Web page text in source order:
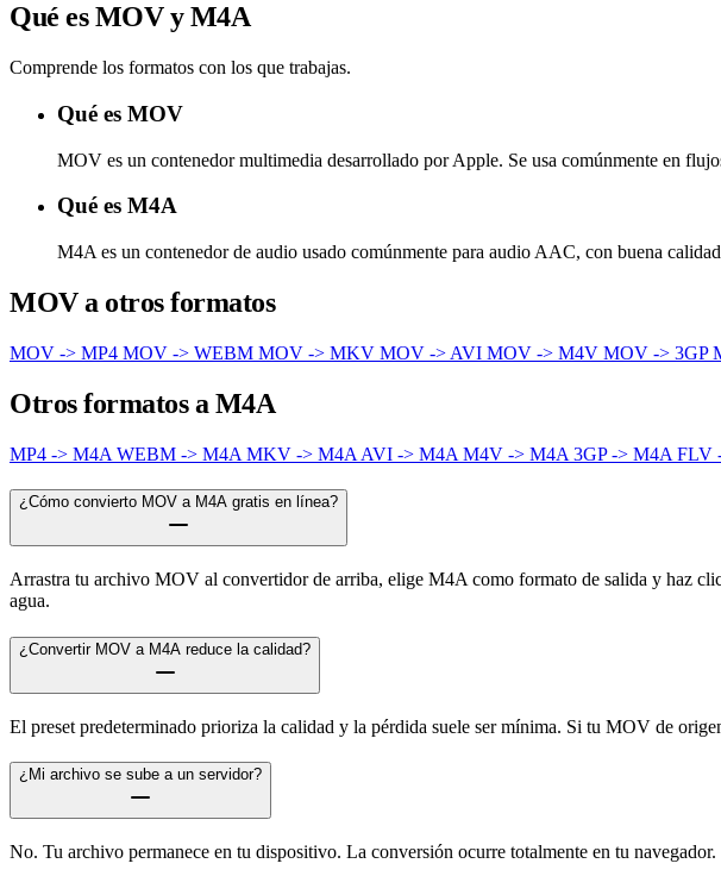
Qué es MOV y M4A
Comprende los formatos con los que trabajas.
Qué es MOV
MOV es un contenedor multimedia desarrollado por Apple. Se usa comúnmente en
Qué es M4A
M4A es un contenedor de audio usado comúnmente para audio AAC, con buena
MOV a otros formatos
MOV -> MP4 MOV -> WEBM MOV -> MKV MOV -> AVI MOV -> M4V MOV -> 3GP
Otros formatos a M4A
MP4 -> M4A WEBM -> M4A MKV -> M4A AVI -> M4A M4V -> M4A 3GP -> M4A FLV
¿Cómo convierto MOV a M4A gratis en línea?
Arrastra tu archivo MOV al convertidor de arriba, elige M4A como formato de salida y haz
agua.
¿Convertir MOV a M4A reduce la calidad?
El preset predeterminado prioriza la calidad y la pérdida suele ser mínima. Si tu MOV de
¿Mi archivo se sube a un servidor?
No. Tu archivo permanece en tu dispositivo. La conversión ocurre totalmente en tu navegador.